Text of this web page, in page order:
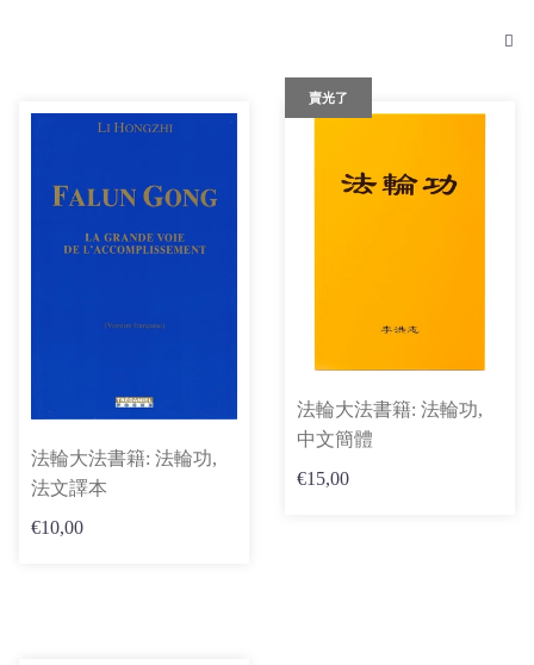
法輪大法書籍: 法輪功,
法文譯本
€10,00
法輪大法書籍: 法輪功,
中文簡體
€15,00
賣光了